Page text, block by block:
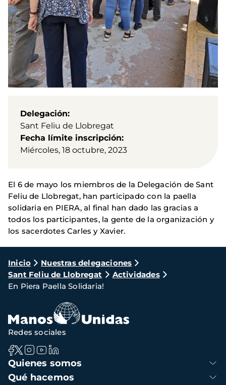
Delegación
Sant Feliu de Llobregat
Fecha límite inscripción
Miércoles, 18 octubre, 2023
El 6 de mayo los miembros de la Delegación de Sant
Feliu de Llobregat, han participado con la paella
solidaria en PIERA, al final han dado las gracias a
todos los participantes, la gente de la organización y
los sacerdotes Carles y Xavier.
Ruta
de
navegación
Inicio
Nuestras delegaciones
Sant Feliu de Llobregat
Actividades
En Piera Paella Solidaria!
Navegación
principal
Quienes somos
Qué hacemos
Redes sociales